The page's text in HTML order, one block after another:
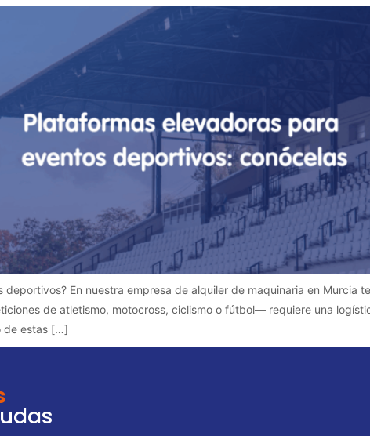
En nuestra empresa de alquiler de maquinaria en Murcia
de atletismo, motocross, ciclismo o fútbol— requiere una
de estas […]